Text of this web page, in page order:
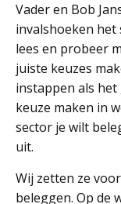
Vader en Bob
invalshoeken het
lees en probeer
juiste keuzes
instappen als het
keuze maken in
sector je wilt
uit.
Wij zetten ze
beleggen. Op de